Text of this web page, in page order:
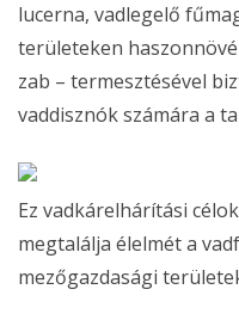
lucerna, vadlegelő
területeken
zab – termesztésével
vaddisznók számára a
Ez vadkárelhárítási
megtalálja élelmét a
mezőgazdasági